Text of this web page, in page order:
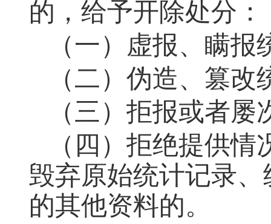
的，给予开除处分：
（一）虚报、瞒
（二）伪造、篡
（三）拒报或者
（四）拒绝提供
毁弃原始统计记录
的其他资料的。